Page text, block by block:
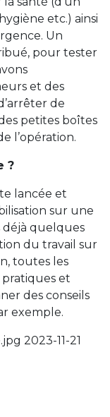
etc.) ainsi
Un
pour tester
et des
de
petites boîtes
l’opération.
?
lancée et
sur une
quelques
du travail sur
toutes les
et
des conseils
exemple.
2023-11-21